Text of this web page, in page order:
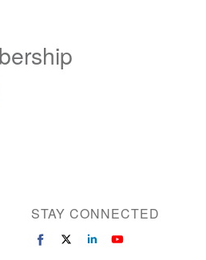
STAY CONNECTED